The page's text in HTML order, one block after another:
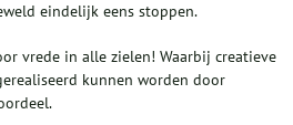
eindelijk eens stoppen.
vrede in alle zielen! Waarbij creatieve
kunnen worden door